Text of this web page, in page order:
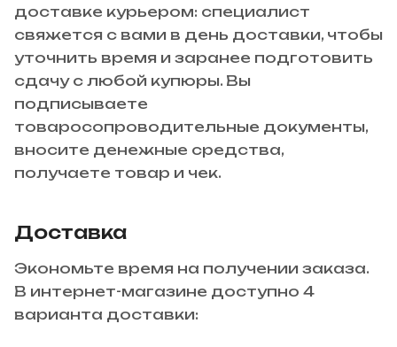
доставке курьером: специалист
свяжется с вами в день доставки, чтобы
уточнить время и заранее подготовить
сдачу с любой купюры. Вы
подписываете
товаросопроводительные документы,
вносите денежные средства,
получаете товар и чек.
Доставка
Экономьте время на получении заказа.
В интернет-магазине доступно 4
варианта доставки: